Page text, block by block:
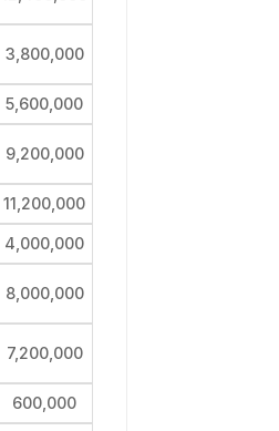
3,800,000
5,600,000
9,200,000
11,200,000
4,000,000
8,000,000
7,200,000
600,000